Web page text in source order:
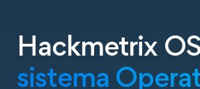
Hackmetrix
sistema